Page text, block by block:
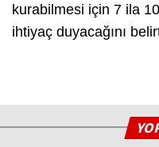
kurabilmesi için 7 ila
ihtiyaç duyacağını